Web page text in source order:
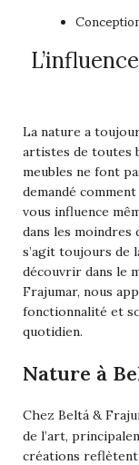
La nature a
artistes de toutes
meubles ne font
demandé
vous influence
dans les moindres
s’agit toujours de
découvrir dans le
Frajumar, nous
fonctionnalité et
quotidien.
Nature à
Chez Beltá &
de l’art,
créations